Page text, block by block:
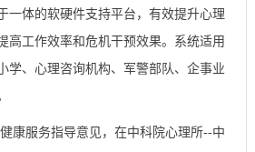
一体的软硬件支持平台，有效提升心理
高工作效率和危机干预效果。系统适用
学、心理咨询机构、军警部队、企事业
服务指导意见，在中科院心理所--中